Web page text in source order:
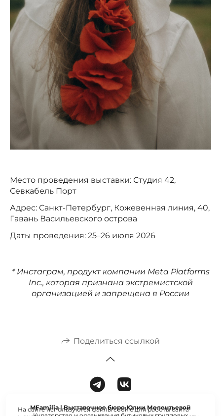
Место проведения выставки: Студия 42,
Севкабель Порт
Адрес: Санкт-Петербург, Кожевенная линия, 40,
Гавань Васильевского острова
Даты проведения: 25–26 июля 2026
* Инстаграм, продукт компании Meta Platforms
Inc., которая признана экстремистской
организацией и запрещена в России
Поделиться ссылкой
MFamilia | Выставочное бюро Юлии Мелентьевой
На сайте используются файлы cookie для работы сайта